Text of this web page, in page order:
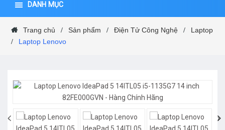
DANH MỤC
Trang chủ / Sản phẩm / Điện Tử Công Nghệ / Laptop
/ Laptop Lenovo
‹ ›